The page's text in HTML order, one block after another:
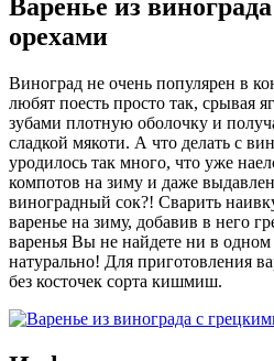
Варенье из
орехами
Виноград не очень популярен в
любят поесть просто так, срывая
зубами плотную оболочку и
сладкой мякоти. А что делать с
уродилось так много, что уже
компотов на зиму и даже
виноградный сок?! Сварить
варенье на зиму, добавив в него
варенья Вы не найдете ни в
натурально! Для приготовления
без косточек сорта кишмиш.